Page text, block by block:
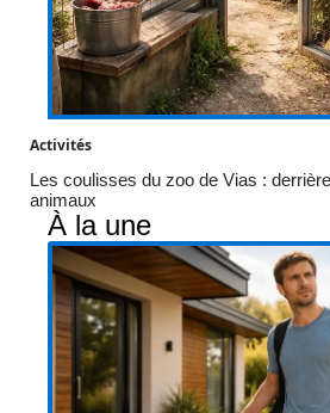
Activités
Les coulisses du zoo de Vias :
animaux
À la une